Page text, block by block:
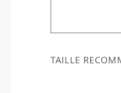
TAILLE